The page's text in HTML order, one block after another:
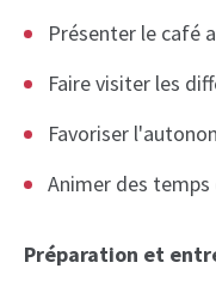
Présenter le café
Faire visiter les
Favoriser
Animer des
Préparation et